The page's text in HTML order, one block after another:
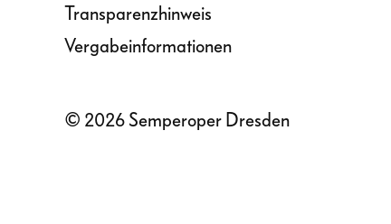
Transparenzhinweis
Vergabeinformationen
© 2026 Semperoper Dresden